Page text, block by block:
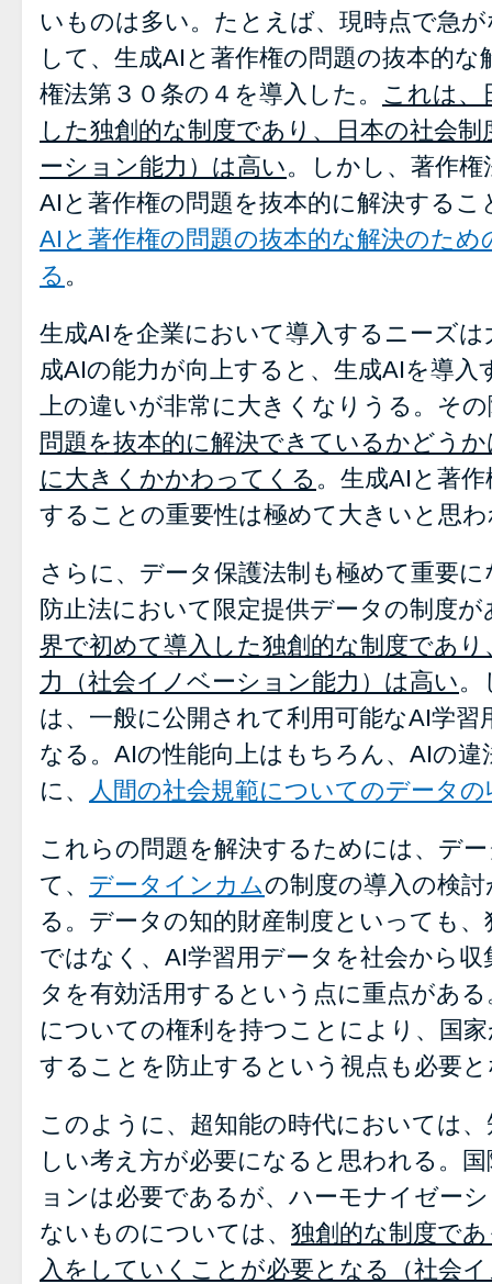
いものは多い。たとえば、現時点で急
して、生成AIと著作権の問題の抜本的
権法第３０条の４を導入した。 これは、
した独創的な制度であり、日本の社会
ーション能力）は高い。しかし、著作
AIと著作権の問題を抜本的に解決する
AIと著作権の問題の抜本的な解決のため
る 。
生成AIを企業において導入するニーズ
成AIの能力が向上すると、生成AIを導入
上の違いが非常に大きくなりうる。そ
問題を抜本的に解決できているかどう
に大きくかかわってくる 。生成AIと著
することの重要性は極めて大きいと思
さらに、データ保護法制も極めて重要
防止法において限定提供データの制度が
界で初めて導入した独創的な制度であ
力（社会イノベーション能力）は高い。
は、一般に公開されて利用可能なAI学
なる。AIの性能向上はもちろん、AIの
に、
人間の社会規範についてのデータ
これらの問題を解決するためには、デ
て、 データインカムの制度の導入の検
る。データの知的財産制度といっても
ではなく、AI学習用データを社会から
タを有効活用するという点に重点があ
についての権利を持つことにより、国
することを防止するという視点も必要
このように、超知能の時代においては
しい考え方が必要になると思われる。
ョンは必要であるが、ハーモナイゼー
ないものについては、 独創的な制度で
入をしていくことが必要となる（社会